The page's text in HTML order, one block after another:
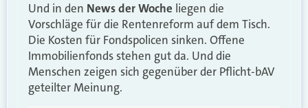
Und in den News der Woche liegen die
Vorschläge für die Rentenreform auf dem Tisch.
Die Kosten für Fondspolicen sinken. Offene
Immobilienfonds stehen gut da. Und die
Menschen zeigen sich gegenüber der Pflicht-bAV
geteilter Meinung.